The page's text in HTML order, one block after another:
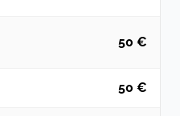
50 €
50 €